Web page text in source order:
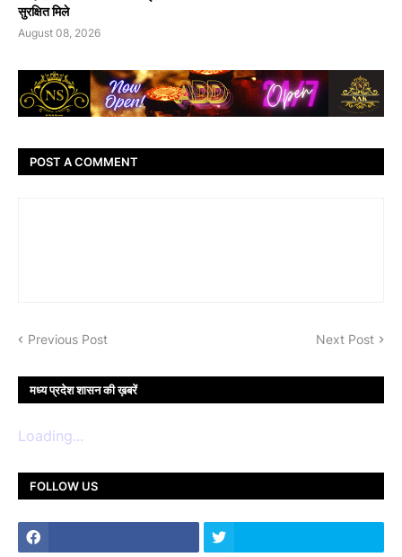
सुरक्षित मिले
August 08, 2026
POST A COMMENT
Previous Post Next Post
मध्य प्रदेश शासन की ख़बरें
Loading...
FOLLOW US